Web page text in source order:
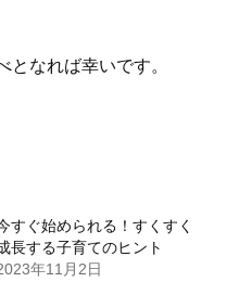
となれば幸いです。
すぐ始められる！すくすく
長する子育てのヒント
年11月2日